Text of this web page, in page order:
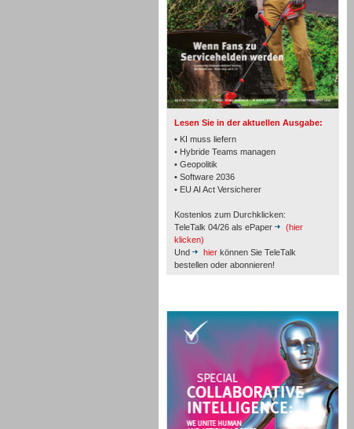
Lesen Sie in der aktuellen Ausgabe:
• KI muss liefern
• Hybride Teams managen
• Geopolitik
• Software 2036
• EU AI Act Versicherer
Kostenlos zum Durchklicken:
TeleTalk 04/26 als ePaper
(hier
klicken)
Und
hier können Sie TeleTalk
bestellen oder abonnieren!
TK- und ACD-Systeme
Workforce-Management
Personal